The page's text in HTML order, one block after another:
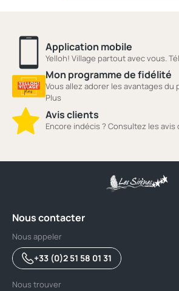
Application mobile
Yelloh! Village partout avec vous.
Mon programme de fidélité
Vous allez adorer les avantages du
Plus
Avis clients
Encore indécis ? Consultez les
Nous contacter
Nous appeler
+33 (0)2 51 58 01 31
Nous trouver